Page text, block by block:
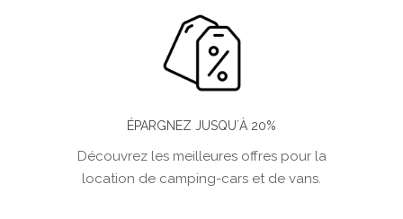
ÉPARGNEZ JUSQU´À 20%
Découvrez les meilleures offres pour la
location de camping-cars et de vans.